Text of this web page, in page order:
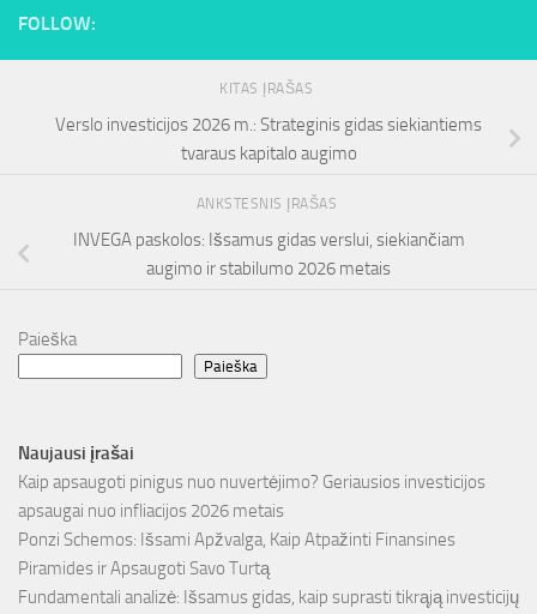
FOLLOW:
KITAS ĮRAŠAS
Verslo investicijos 2026 m.: Strateginis gidas siekiantiems
tvaraus kapitalo augimo
ANKSTESNIS ĮRAŠAS
INVEGA paskolos: Išsamus gidas verslui, siekiančiam
augimo ir stabilumo 2026 metais
Paieška
Paieška
Naujausi įrašai
Kaip apsaugoti pinigus nuo nuvertėjimo? Geriausios investicijos
apsaugai nuo infliacijos 2026 metais
Ponzi Schemos: Išsami Apžvalga, Kaip Atpažinti Finansines
Piramides ir Apsaugoti Savo Turtą
Fundamentali analizė: Išsamus gidas, kaip suprasti tikrąją investicijų